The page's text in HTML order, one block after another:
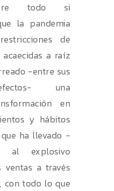
todo si
la pandemia
de
a raíz
-entre sus
una
en
y hábitos
ha llevado -
al explosivo
ventas a través
con todo lo que